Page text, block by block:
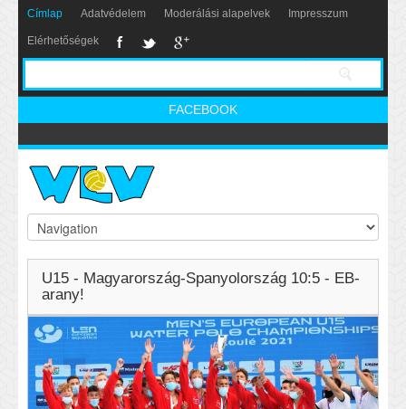
Címlap Adatvédelem Moderálási alapelvek Impresszum
Elérhetőségek
FACEBOOK
U15 - Magyarország-Spanyolország 10:5 - EB-
arany!